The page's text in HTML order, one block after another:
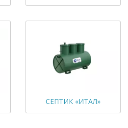
СЕПТИК «ИТАЛ»